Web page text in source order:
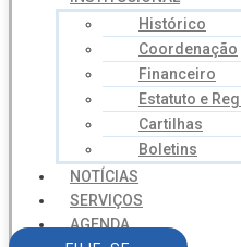
Histórico
Coordenação
Financeiro
Estatuto e
Cartilhas
Boletins
NOTÍCIAS
SERVIÇOS
AGENDA